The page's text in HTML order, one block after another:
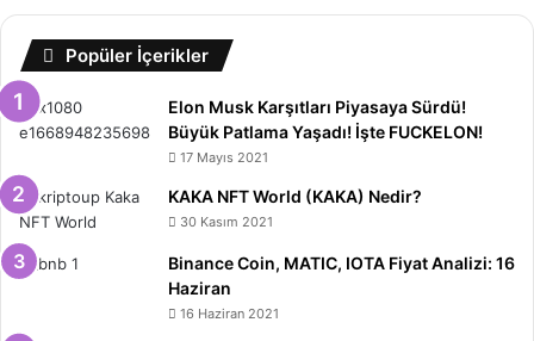
Popüler İçerikler
Elon Musk Karşıtları Piyasaya Sürdü!
Büyük Patlama Yaşadı! İşte FUCKELON!
17 Mayıs 2021
KAKA NFT World (KAKA) Nedir?
30 Kasım 2021
Binance Coin, MATIC, IOTA Fiyat Analizi: 16
Haziran
16 Haziran 2021